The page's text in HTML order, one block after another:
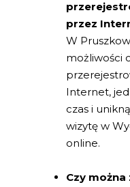
przez
W
możliwości
Internet,
czas i
wizytę w
online.
Czy